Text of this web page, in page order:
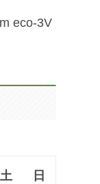
eco-3V
土 日